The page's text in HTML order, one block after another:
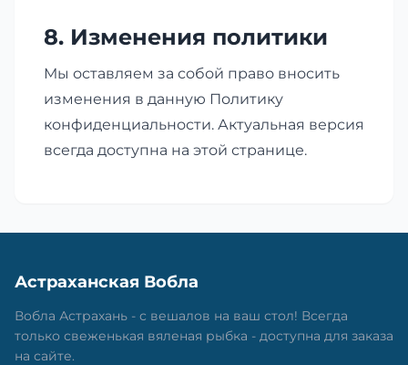
8. Изменения политики
Мы оставляем за собой право вносить
изменения в данную Политику
конфиденциальности. Актуальная версия
всегда доступна на этой странице.
Астраханская Вобла
Вобла Астрахань - с вешалов на ваш стол! Всегда
только свеженькая вяленая рыбка - доступна для заказа
на сайте.